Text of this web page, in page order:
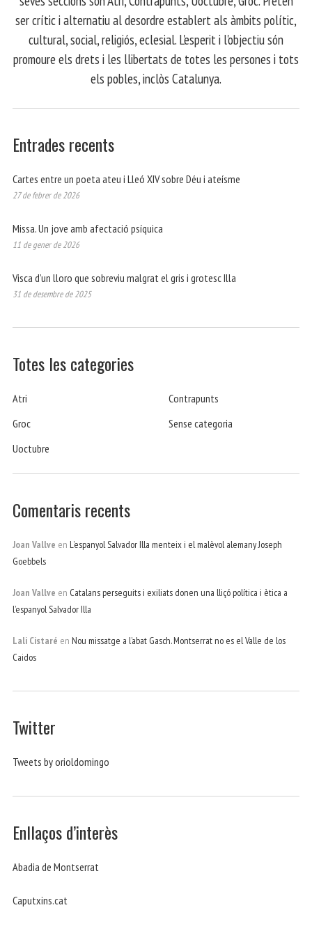
ser crític i alternatiu al desordre establert als àmbits polític,
cultural, social, religiós, eclesial. L'esperit i l'objectiu són
promoure els drets i les llibertats de totes les persones i tots
els pobles, inclòs Catalunya.
Entrades recents
Cartes entre un poeta ateu i Lleó XIV sobre Déu i ateísme
27 de febrer de 2026
Missa. Un jove amb afectació psíquica
11 de gener de 2026
Visca d’un lloro que sobreviu malgrat el gris i grotesc Illa
31 de desembre de 2025
Totes les categories
Atri
Contrapunts
Groc
Sense categoria
Uoctubre
Comentaris recents
Joan Vallve en L’espanyol Salvador Illa menteix i el malèvol alemany Joseph
Goebbels
Joan Vallve en Catalans perseguits i exiliats donen una lliçó política i ètica a
l’espanyol Salvador Illa
Lali Cistaré en Nou missatge a l’abat Gasch. Montserrat no es el Valle de los
Caidos
Twitter
Tweets by orioldomingo
Enllaços d’interès
Abadia de Montserrat
Caputxins.cat